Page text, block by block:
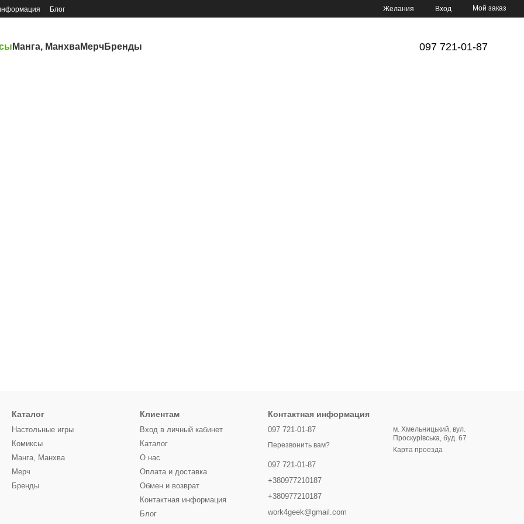
Блог Желания Вход Мой заказ
Манга, МанхваМерчБренды 097 721-01-87
Каталог
Настольные игры
Комиксы
Манга, Манхва
Мерч
Бренды
Клиентам
Вход в личный кабинет
Каталог
О нас
Оплата и доставка
Обмен и возврат
Контактная информация
Блог
Контактная информация
097 721-01-87
Перезвонить вам?
097 721-01-87
+380977210187
+380977210187
work4geek@gmail.com
м. Хмельницький, вул.
Проскурівська, буд. 67
Карта проезда